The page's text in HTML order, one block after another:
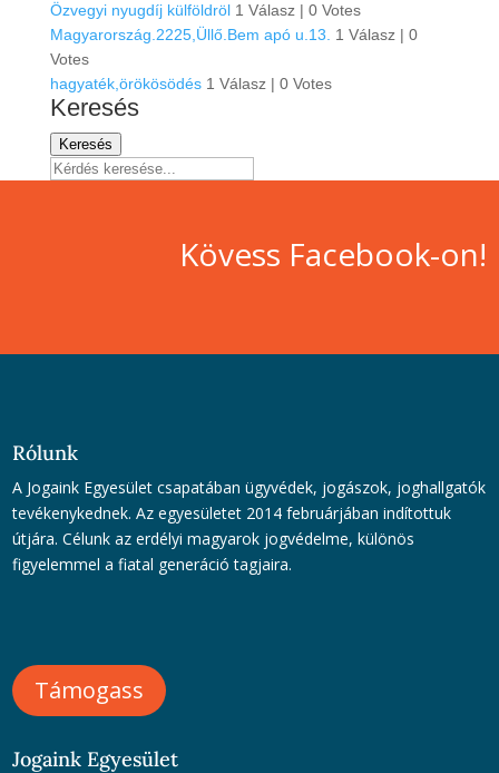
Özvegyi nyugdíj külföldröl 1 Válasz | 0 Votes
Magyarország.2225,Üllő.Bem apó u.13.
1 Válasz | 0
Votes
hagyaték,örökösödés 1 Válasz | 0 Votes
Keresés
Keresés
Kövess Facebook-on!
Rólunk
A Jogaink Egyesület csapatában ügyvédek, jogászok, joghallgatók
tevékenykednek. Az egyesületet 2014 februárjában indítottuk
útjára. Célunk az erdélyi magyarok jogvédelme, különös
figyelemmel a fiatal generáció tagjaira.
Támogass
Jogaink Egyesület